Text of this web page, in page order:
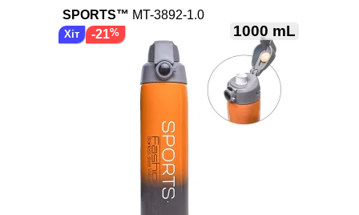
SPORTS™ MT-3892-1.0
1000 mL
-21